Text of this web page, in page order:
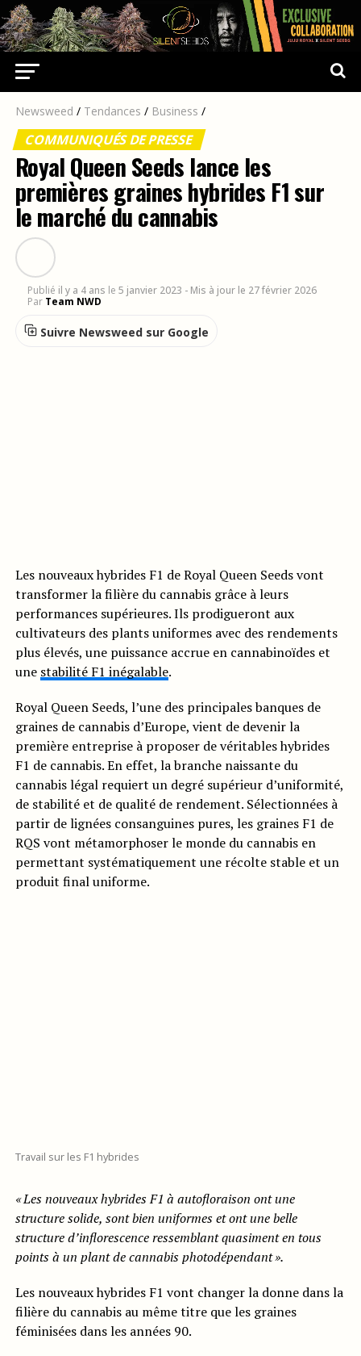
Newsweed / Tendances / Business /
COMMUNIQUÉS DE PRESSE
Royal Queen Seeds lance les
premières graines hybrides F1 sur
le marché du cannabis
Publié il y a 4 ans le 5 janvier 2023 - Mis à jour le 27 février 2026
Par Team NWD
Suivre Newsweed sur Google
Les nouveaux hybrides F1 de Royal Queen Seeds vont
transformer la filière du cannabis grâce à leurs
performances supérieures. Ils prodigueront aux
cultivateurs des plants uniformes avec des rendements
plus élevés, une puissance accrue en cannabinoïdes et
une stabilité F1 inégalable.
Royal Queen Seeds, l’une des principales banques de
graines de cannabis d’Europe, vient de devenir la
première entreprise à proposer de véritables hybrides
F1 de cannabis. En effet, la branche naissante du
cannabis légal requiert un degré supérieur d’uniformité,
de stabilité et de qualité de rendement. Sélectionnées à
partir de lignées consanguines pures, les graines F1 de
RQS vont métamorphoser le monde du cannabis en
permettant systématiquement une récolte stable et un
produit final uniforme.
Travail sur les F1 hybrides
« Les nouveaux hybrides F1 à autofloraison ont une
structure solide, sont bien uniformes et ont une belle
structure d’inflorescence ressemblant quasiment en tous
points à un plant de cannabis photodépendant ».
Les nouveaux hybrides F1 vont changer la donne dans la
filière du cannabis au même titre que les graines
féminisées dans les années 90.